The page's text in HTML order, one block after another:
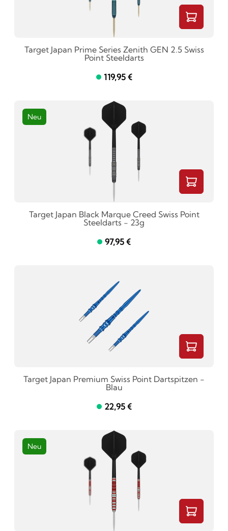
Target Japan Prime Series Zenith GEN 2.5 Swiss
Point Steeldarts
119,95 €
Neu
Target Japan Black Marque Creed Swiss Point
Steeldarts - 23g
97,95 €
Target Japan Premium Swiss Point Dartspitzen -
Blau
22,95 €
Neu